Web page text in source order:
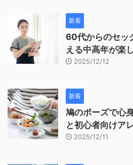
新着
60代からのセッ
える中高年が楽
2025/12/12
新着
鳩のポーズで心
と初心者向けア
2025/12/11